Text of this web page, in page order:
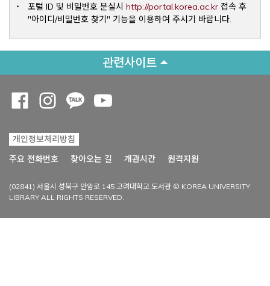
포털 ID 및 비밀번호 분실시 http://portal.korea.ac.krOpens a
접속 후
"아이디/비밀번호 찾기" 기능을 이용하여 주시기 바랍니다.
관련사이트
개인정보처리방침
주요 전화번호
찾아오는 길 개관시간 원격지원
(02841) 서울시 성북구 안암로 145 고려대학교 도서관 © KOREA UNIVERSITY
LIBRARY ALL RIGHTS RESERVED.
Opens a new window
Opens a new window
Opens a new window